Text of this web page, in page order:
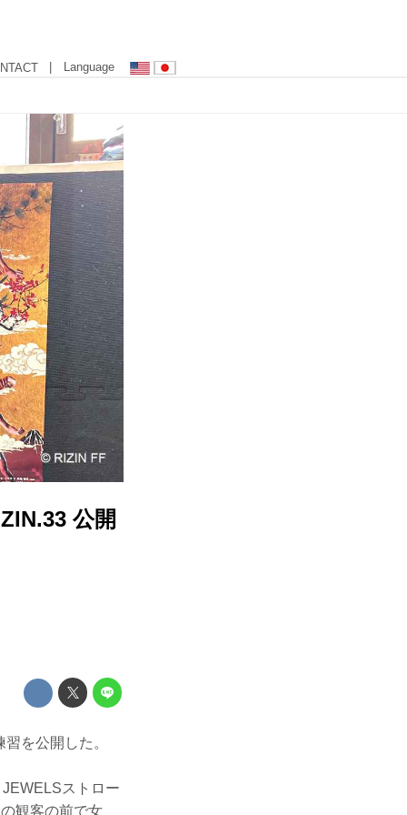
| Language
公開
を公開した。
ストロー
観客の前で女